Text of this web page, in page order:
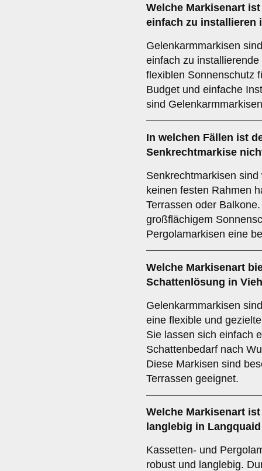
Welche Markisenart
einfach zu installieren
Gelenkarmmarkisen
einfach zu
flexiblen Sonnenschutz
Budget und einfache
sind
In welchen Fällen ist
Senkrechtmarkise
Senkrechtmarkisen
keinen festen Rahmen
Terrassen oder
großflächigem
Pergolamarkisen eine
Welche Markisenart
Schattenlösung in
Gelenkarmmarkisen
eine flexible und
Sie lassen sich einfach
Schattenbedarf nach
Diese Markisen sind
Terrassen geeignet.
Welche Markisenart
langlebig in
Kassetten- und
robust und langlebig.